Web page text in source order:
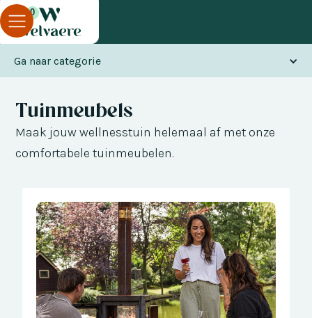
0
Ga naar categorie
Tuinmeubels
Maak jouw wellnesstuin helemaal af met onze
comfortabele tuinmeubelen.